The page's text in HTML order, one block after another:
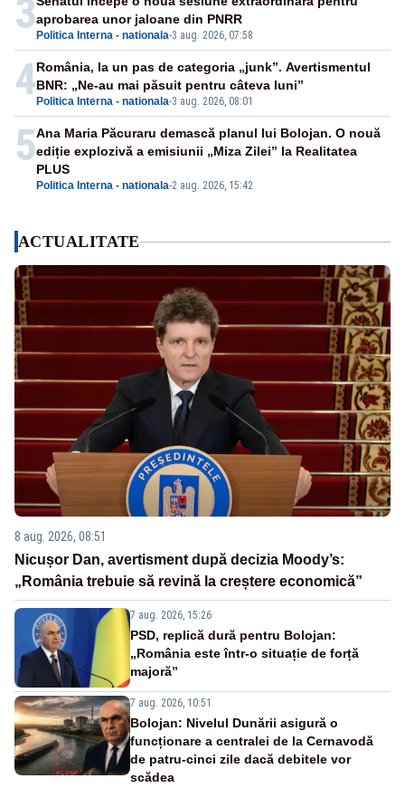
3 Politica Interna - nationala-3 aug. 2026, 07:58
aprobarea unor jaloane din PNRR
4 Politica Interna - nationala-3 aug. 2026, 08:01
România, la un pas de categoria „junk”. Avertismentul
BNR: „Ne-au mai păsuit pentru câteva luni”
5
Politica Interna - nationala-2 aug. 2026, 15:42
Ana Maria Păcuraru demască planul lui Bolojan. O nouă
ediție explozivă a emisiunii „Miza Zilei” la Realitatea
PLUS
ACTUALITATE
8 aug. 2026, 08:51
Nicușor Dan, avertisment după decizia Moody’s:
„România trebuie să revină la creștere economică”
7 aug. 2026, 15:26
PSD, replică dură pentru Bolojan:
„România este într-o situație de forță
majoră”
7 aug. 2026, 10:51
Bolojan: Nivelul Dunării asigură o
funcționare a centralei de la Cernavodă
de patru-cinci zile dacă debitele vor
scădea